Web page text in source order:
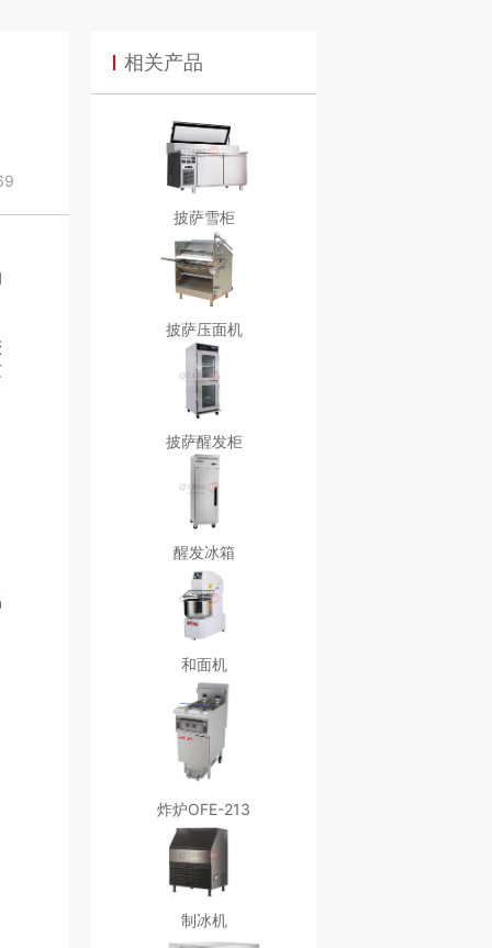
相关产品
披萨雪柜
披萨压面机
披萨醒发柜
醒发冰箱
和面机
炸炉OFE-213
制冰机